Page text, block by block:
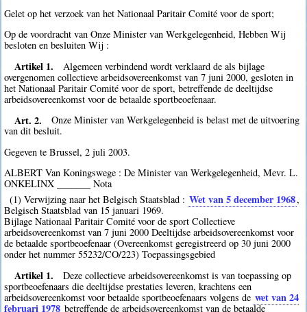
Gelet op het verzoek van het Nationaal Paritair Comité voor de sport;
Op de voordracht van Onze Minister van Werkgelegenheid, Hebben Wij
besloten en besluiten Wij :
Artikel 1.
Algemeen verbindend wordt verklaard de als bijlage
overgenomen collectieve arbeidsovereenkomst van 7 juni 2000, gesloten in
het Nationaal Paritair Comité voor de sport, betreffende de deeltijdse
arbeidsovereenkomst voor de betaalde sportbeoefenaar.
Art. 2.
Onze Minister van Werkgelegenheid is belast met de uitvoering
van dit besluit.
Gegeven te Brussel, 2 juli 2003.
ALBERT Van Koningswege : De Minister van Werkgelegenheid, Mevr. L.
ONKELINX _______ Nota
(1) Verwijzing naar het Belgisch Staatsblad : Wet van 5 december 1968,
Belgisch Staatsblad van 15 januari 1969.
Bijlage Nationaal Paritair Comité voor de sport Collectieve
arbeidsovereenkomst van 7 juni 2000 Deeltijdse arbeidsovereenkomst voor
de betaalde sportbeoefenaar (Overeenkomst geregistreerd op 30 juni 2000
onder het nummer 55232/CO/223) Toepassingsgebied
Artikel 1.
Deze collectieve arbeidsovereenkomst is van toepassing op
sportbeoefenaars die deeltijdse prestaties leveren, krachtens een
arbeidsovereenkomst voor betaalde sportbeoefenaars volgens de wet van 24
februari 1978 betreffende de arbeidsovereenkomst van de betaalde